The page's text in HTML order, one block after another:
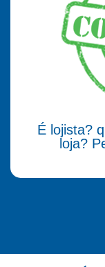
É lojista?
loja?